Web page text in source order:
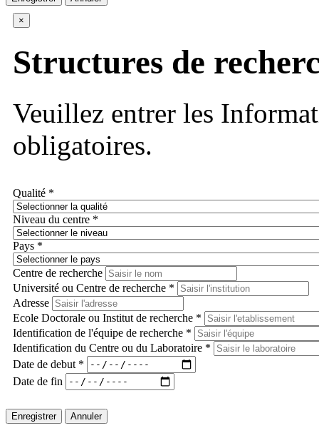
×
Structures de
Veuillez entrer les
obligatoires.
Qualité *
Niveau du centre *
Pays *
Centre de recherche
Université ou Centre de recherche *
Adresse
Ecole Doctorale ou Institut de recherche *
Identification de l'équipe de recherche *
Identification du Centre ou du Laboratoire *
Date de debut *
Date de fin
Enregistrer Annuler